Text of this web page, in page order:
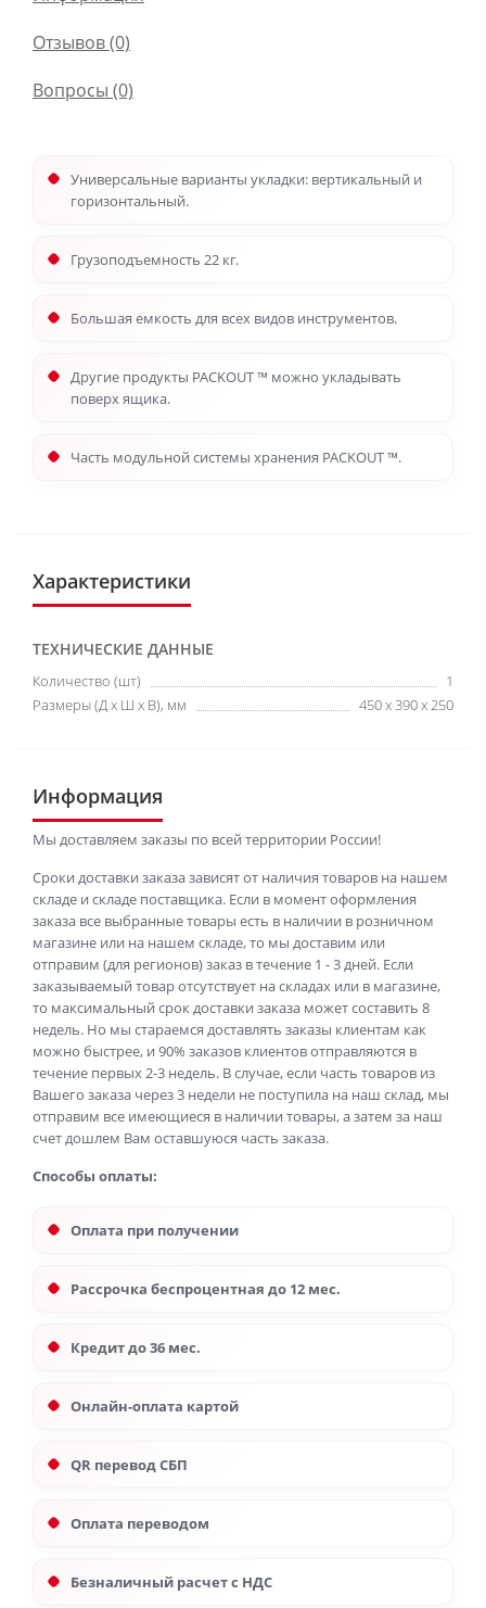
Отзывов (0)
Вопросы (0)
Универсальные варианты укладки: вертикальный и
горизонтальный.
Грузоподъемность 22 кг.
Большая емкость для всех видов инструментов.
Другие продукты PACKOUT ™ можно укладывать
поверх ящика.
Часть модульной системы хранения PACKOUT ™.
Характеристики
ТЕХНИЧЕСКИЕ ДАННЫЕ
Количество (шт)
1
Размеры (Д х Ш х В), мм
450 х 390 х 250
Информация
Мы доставляем заказы по всей территории России!
Сроки доставки заказа зависят от наличия товаров на нашем
складе и складе поставщика. Если в момент оформления
заказа все выбранные товары есть в наличии в розничном
магазине или на нашем складе, то мы доставим или
отправим (для регионов) заказ в течение 1 - 3 дней. Если
заказываемый товар отсутствует на складах или в магазине,
то максимальный срок доставки заказа может составить 8
недель. Но мы стараемся доставлять заказы клиентам как
можно быстрее, и 90% заказов клиентов отправляются в
течение первых 2-3 недель. В случае, если часть товаров из
Вашего заказа через 3 недели не поступила на наш склад, мы
отправим все имеющиеся в наличии товары, а затем за наш
счет дошлем Вам оставшуюся часть заказа.
Способы оплаты:
Оплата при получении
Рассрочка беспроцентная до 12 мес.
Кредит до 36 мес.
Онлайн-оплата картой
QR перевод СБП
Оплата переводом
Безналичный расчет с НДС